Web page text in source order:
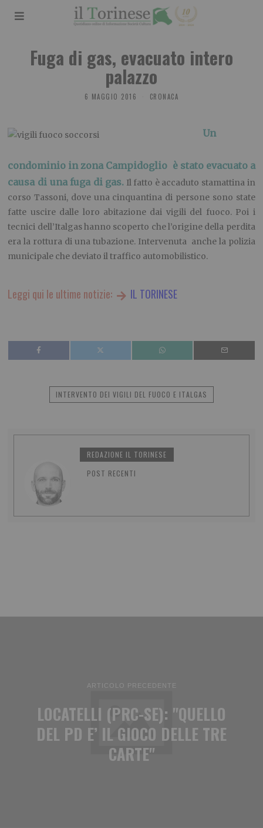
Fuga di gas, evacuato intero
palazzo
6 MAGGIO 2016 CRONACA
Un
condominio in zona Campidoglio è stato evacuato a
causa di una fuga di gas. Il fatto è accaduto stamattina in
corso Tassoni, dove una cinquantina di persone sono state
fatte uscire dalle loro abitazione dai vigili del fuoco. Poi i
tecnici dell’Italgas hanno scoperto che l’origine della perdita
era la rottura di una tubazione. Intervenuta anche la polizia
municipale che deviato il traffico automobilistico.
Leggi qui le ultime notizie: IL TORINESE
INTERVENTO DEI VIGILI DEL FUOCO E ITALGAS
REDAZIONE IL TORINESE
POST RECENTI
ARTICOLO PRECEDENTE
LOCATELLI (PRC-SE): "QUELLO
DEL PD E’ IL GIOCO DELLE TRE
CARTE"